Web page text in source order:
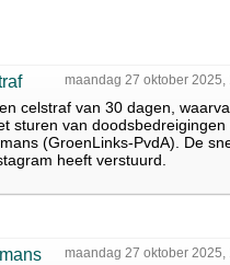
maandag 27 oktober 2025,
celstraf van 30 dagen,
sturen van doodsbedreigingen
(GroenLinks-PvdA). De
heeft verstuurd.
maandag 27 oktober 2025,